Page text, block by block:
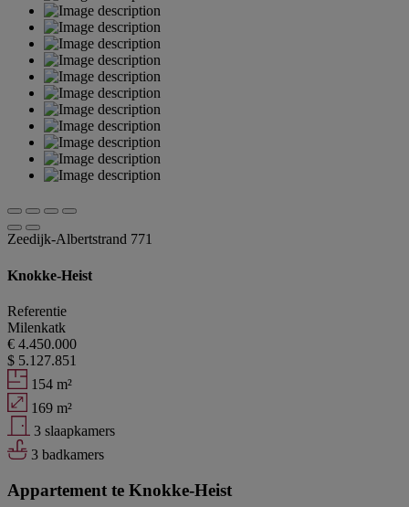
Zeedijk-Albertstrand 771
Knokke-Heist
Referentie
Milenkatk
€ 4.450.000
$ 5.127.851
154 m²
169 m²
3 slaapkamers
3 badkamers
Appartement te Knokke-Heist